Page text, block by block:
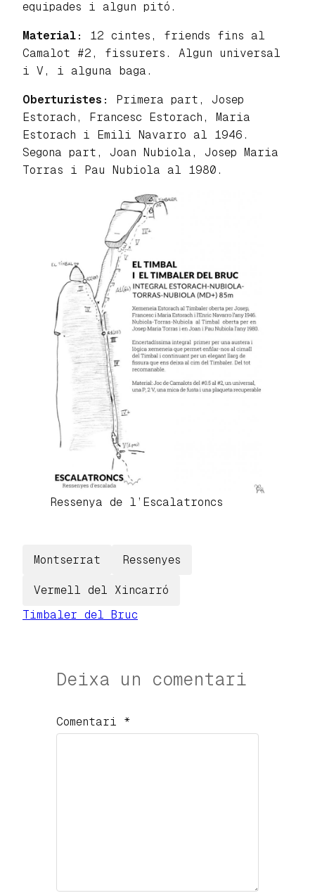
equipades i algun pitó.
Material:
12 cintes, friends fins al
Camalot #2, fissurers. Algun universal
i V, i alguna baga.
Oberturistes: Primera part, Josep
Estorach, Francesc Estorach, Maria
Estorach i Emili Navarro al 1946.
Segona part, Joan Nubiola, Josep Maria
Torras i Pau Nubiola al 1980.
Ressenya de l’Escalatroncs
Montserrat Ressenyes
Vermell del Xincarró
Timbaler del Bruc
Deixa un comentari
Comentari *